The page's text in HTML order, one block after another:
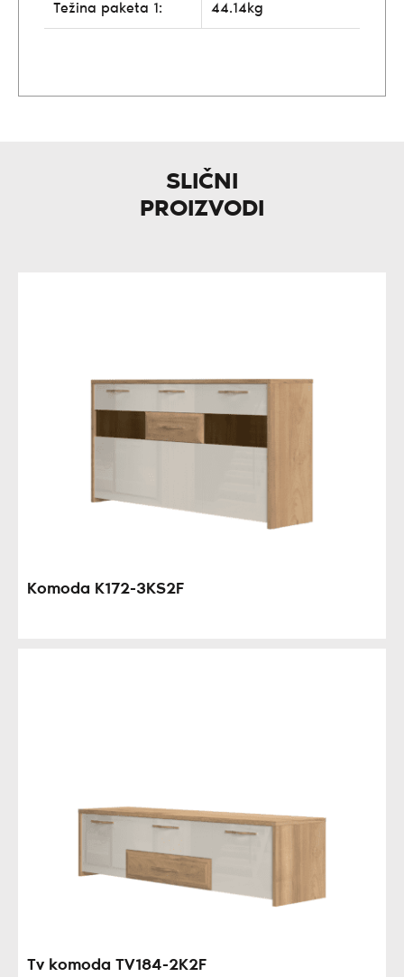
Težina paketa 1: 44.14kg
SLIČNI
PROIZVODI
Komoda K172-3KS2F
Tv komoda TV184-2K2F